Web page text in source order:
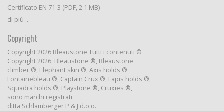
Certificato EN 71-3 (PDF, 2.1 MB)
di più ...
Copyright
Copyright 2026 Bleaustone Tutti i contenuti ©
Copyright 2026: Bleaustone ®, Bleaustone
climber ®, Elephant skin ®, Axis holds ®
Fontainebleau ®, Captain Crux ®, Lapis holds ®,
Squadra holds ®, Playstone ®, Cruxies ®,
sono marchi registrati
ditta Schlamberger P & J d.o.o.